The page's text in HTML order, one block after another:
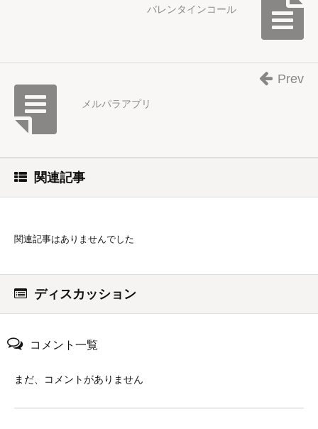
バレンタインコール
メルパラアプリ
Prev
関連記事
関連記事はありませんでした
ディスカッション
コメント一覧
まだ、コメントがありません